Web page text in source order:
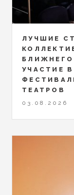
ЛУЧШИЕ
БЛИЖНЕГО
УЧАСТИЕ
ТЕАТРОВ
03.08.2026